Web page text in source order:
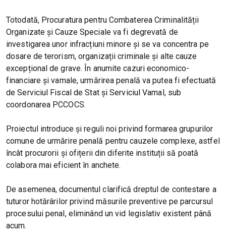
Totodată, Procuratura pentru Combaterea Criminalității
Organizate și Cauze Speciale va fi degrevată de
investigarea unor infracțiuni minore și se va concentra pe
dosare de terorism, organizații criminale și alte cauze
excepțional de grave. În anumite cazuri economico-
financiare și vamale, urmărirea penală va putea fi efectuată
de Serviciul Fiscal de Stat și Serviciul Vamal, sub
coordonarea PCCOCS.
Proiectul introduce și reguli noi privind formarea grupurilor
comune de urmărire penală pentru cauzele complexe, astfel
încât procurorii și ofițerii din diferite instituții să poată
colabora mai eficient în anchete.
De asemenea, documentul clarifică dreptul de contestare a
tuturor hotărârilor privind măsurile preventive pe parcursul
procesului penal, eliminând un vid legislativ existent până
acum.